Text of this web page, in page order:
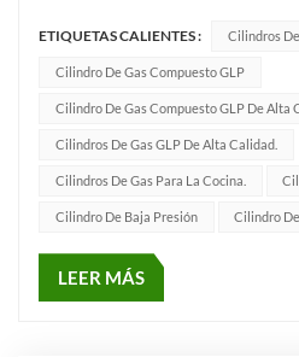
de gas GLP, bombonas de
compuestos de GLP en estricto
estándares intern...
ETIQUETAS CALIENTES : Cilindros
Cilindro De Gas Compuesto GLP
Cilindro De Gas Compuesto GLP De Alta
Cilindros De Gas GLP De Alta Calidad.
Cilindros De Gas Para La Cocina.
Cilindro De Baja Presión Cilindro
LEER MÁS